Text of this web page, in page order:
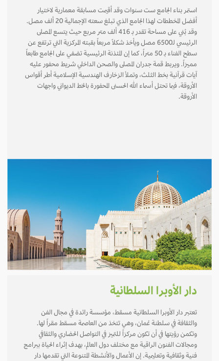
استمر بناء الجامع ست سنوات وقد أقيمت مسابقة معمارية لاختيار
أفضل المخططات لهذا الجامع الذي تبلغ سعته الإجمالية 20 ألف مصل.
وقد بُني على مساحة تقدر بـ 416 ألف متر مربع حيث يتسع المصلى
الرئيسي لـ6500 مصل ويأخذ شكلاً مربعاً بقبته المركزية التي ترتفع عن
سطح الفناء بـ 50 متراً، كما إن المئذنة الرئيسية تضفي على الجامع طابعاً
مميزاً. ويربط قمة جدران المصلى والصحن الداخلي شريط محفور عليه
آيات قرآنية بخط الثلث، وتملأ الزخارف الهندسية الإسلامية أطر أقواس
الأروقة، فيما تحتل أسماء الله الحسنى المحفورة بالخط الديواني واجهات
الأروقة.
دار الأوبرا السلطانية
تعتبر دار الأوبرا السلطانية مسقط، مؤسسة رائدة في مجال الفن
والثقافة في سلطنة عُمان، وهي تتخذ من العاصمة مسقط مقراً لها.
وتكمن رؤيتها في أن تكون مركزاً للتميز في التواصل الحضاري والثقافي
ومجالات الفنون الراقية مع مختلف دول العالم، بهدف إثراء الحياة ببرامج
فنية وثقافية وتعليمية. إن الأعمال والأنشطة المتنوعة التي تقدمها دار